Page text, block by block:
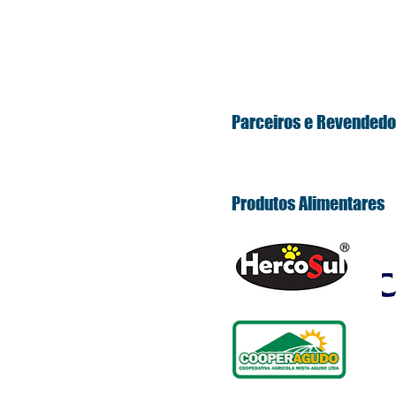
Parceiros e
Produtos Alimentares